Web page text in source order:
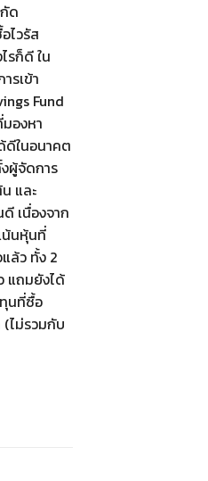
ด
ไวรัส
รก็ดี ใน
รเข้า
Fund
องหา
ดีในอนาคต
ผู้จัดการ
และ
เนื่องจาก
น้นหุ้นที่
ล้ว ทั้ง 2
แถมยังได้
นที่ซื้อ
ไม่รวมกับ